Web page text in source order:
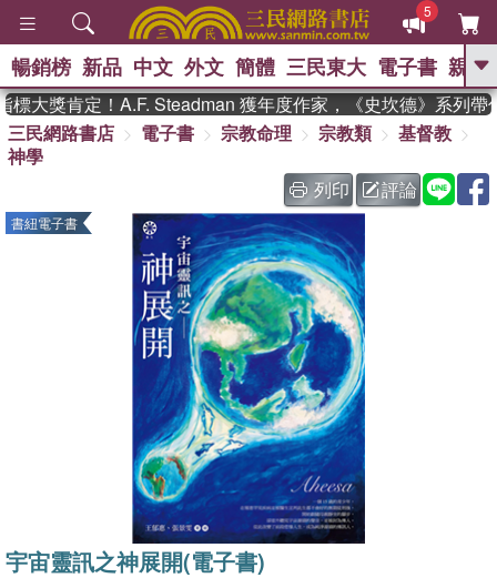
5
GO
熱搜： 東野圭吾 、 The Odyssey 、
國際布克獎 臺灣漫遊錄 、
方
台灣的李登輝時代 、 數學女
孩：黎曼猜想 、 偉大的迷走神經
暢銷榜 新品 中文 外文 簡體 三民東大 電子書 親子
大獎肯定！A.F. Steadman 獲年度作家，《史坎德》系列帶
三民網路書店
電子書 宗教命理 宗教類
基督教
神學
列印
評論
書紐電子書
宇宙靈訊之神展開(電子書)